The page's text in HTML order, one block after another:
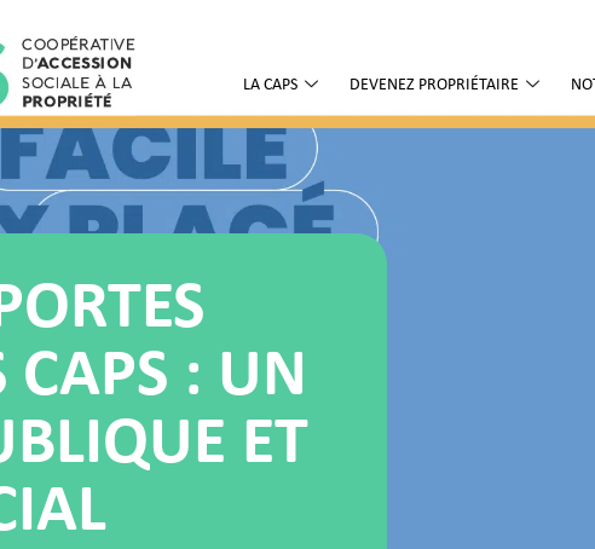
LA CAPS DEVENEZ PROPRIÉTAIRE
CAPS : UN
ET